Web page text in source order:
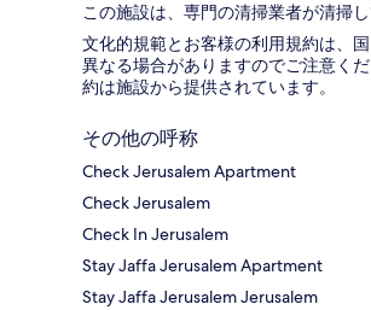
この施設は、専門の清掃業者が清掃し
文化的規範とお客様の利用規約は、
異なる場合がありますのでご注意く
約は施設から提供されています。
その他の呼称
Check Jerusalem Apartment
Check Jerusalem
Check In Jerusalem
Stay Jaffa Jerusalem Apartment
Stay Jaffa Jerusalem Jerusalem